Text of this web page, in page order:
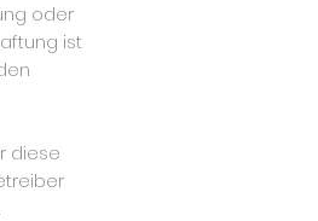
oder
ist
diese